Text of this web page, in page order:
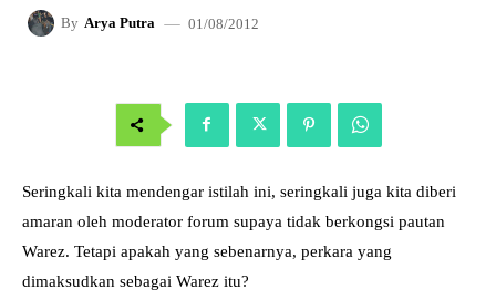
By Arya Putra 01/08/2012
Seringkali kita mendengar istilah ini, seringkali juga kita diberi
amaran oleh moderator forum supaya tidak berkongsi pautan
Warez. Tetapi apakah yang sebenarnya, perkara yang
dimaksudkan sebagai Warez itu?